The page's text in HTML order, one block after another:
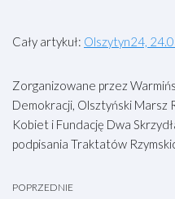
Cały artykuł: Olszytyn24,
Zorganizowane przez
Demokracji, Olsztyński Marsz
Kobiet i Fundację Dwa
podpisania Traktatów
POPRZEDNIE